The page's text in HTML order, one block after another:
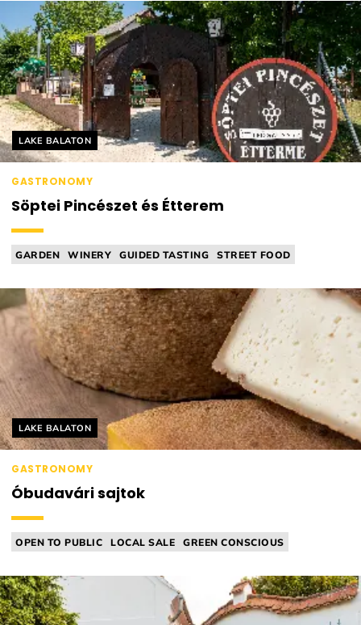
Helyszín címkék:
LAKE BALATON
GASTRONOMY
Söptei Pincészet és Étterem
GARDEN WINERY GUIDED TASTING
STREET FOOD
Helyszín címkék:
LAKE BALATON
GASTRONOMY
Óbudavári sajtok
OPEN TO PUBLIC LOCAL SALE
GREEN CONSCIOUS